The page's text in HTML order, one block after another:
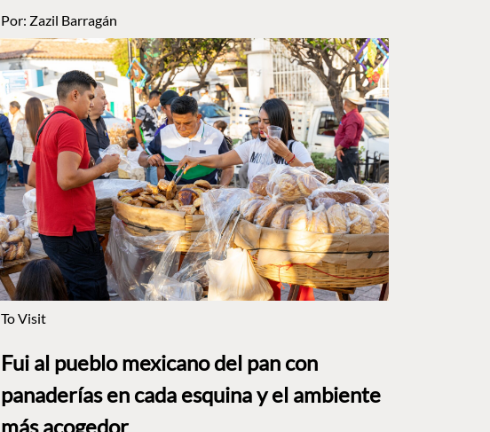
Por: Zazil Barragán
To Visit
Fui al pueblo mexicano del pan con
panaderías en cada esquina y el ambiente
más acogedor